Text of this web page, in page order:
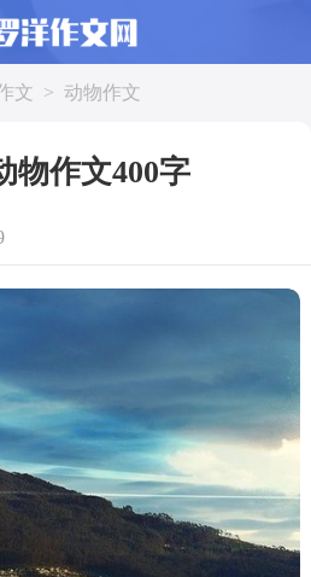
文 > 动物作文
物作文400字